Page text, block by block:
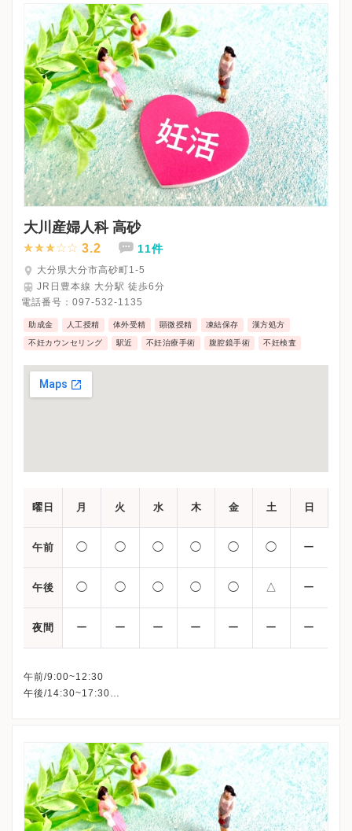
※詳細はクリニックHPを確認、または直接お問い合わせくださ
大川産婦人科 高砂
3.2 11件
大分県大分市高砂町1-5
JR日豊本線 大分駅 徒歩6分
電話番号： 097-532-1135
助成金 人工授精 体外受精 顕微授精 凍結保存 漢方処方
不妊カウンセリング 駅近 不妊治療手術 腹腔鏡手術 不妊検査
曜日 月 火 水 木 金 土 日
午前 ◯ ◯ ◯ ◯ ◯ ◯ ー
午後 ◯ ◯ ◯ ◯ ◯ △ ー
夜間 ー ー ー ー ー ー ー
午前/9:00~12:30
午後/14:30~17:30